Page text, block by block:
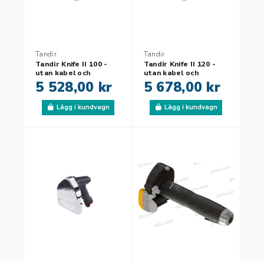
Tandir
Tandir Knife II 100 -
utan kabel och
transformator
5 528,00 kr
Lägg i kundvagn
Tandir
Tandir Knife II 120 -
utan kabel och
transformator
5 678,00 kr
Lägg i kundvagn